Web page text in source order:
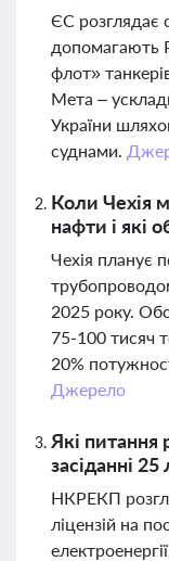
ЄС розглядає
допомагають
флот»
Мета –
України
суднами.
Коли Чехія
нафти і які
Чехія планує
2025 року.
75-100 тисяч
20%
Джерело
Які
засіданні
НКРЕКП
ліцензій на